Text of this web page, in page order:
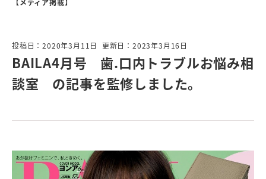
【メディア掲載】
投稿日：2020年3月11日 更新日：2023年3月16日
BAILA4月号 歯.口内トラブルお悩み相
談室 の記事を監修しました。